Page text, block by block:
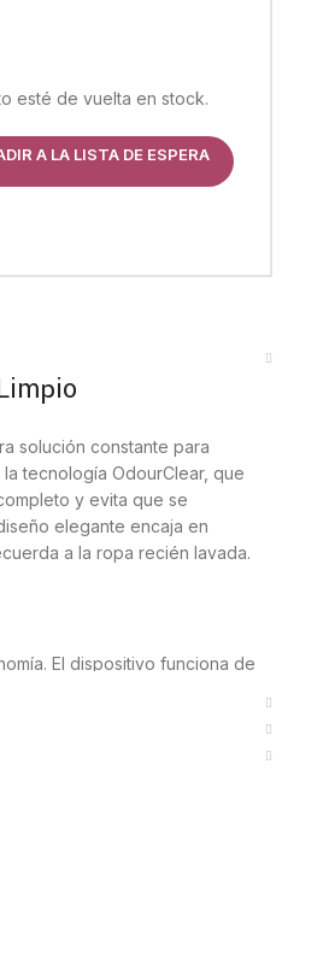
esté de vuelta en stock.
A LA LISTA DE ESPERA
solución constante para
tecnología OdourClear, que
y evita que se
elegante encaja en
a la ropa recién lavada.
El dispositivo funciona de
de fragancia ininterrumpida,
constante.
un escudo protector en